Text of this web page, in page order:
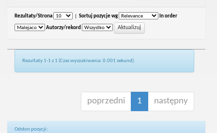
Rezultaty/Strona Sortuj pozycje wg In order
Autorzy/rekord
Rezultaty 1-1 z 1 (Czas wyszukiwania: 0.001 sekund).
poprzedni 1 następny
Odsłon pozycji: